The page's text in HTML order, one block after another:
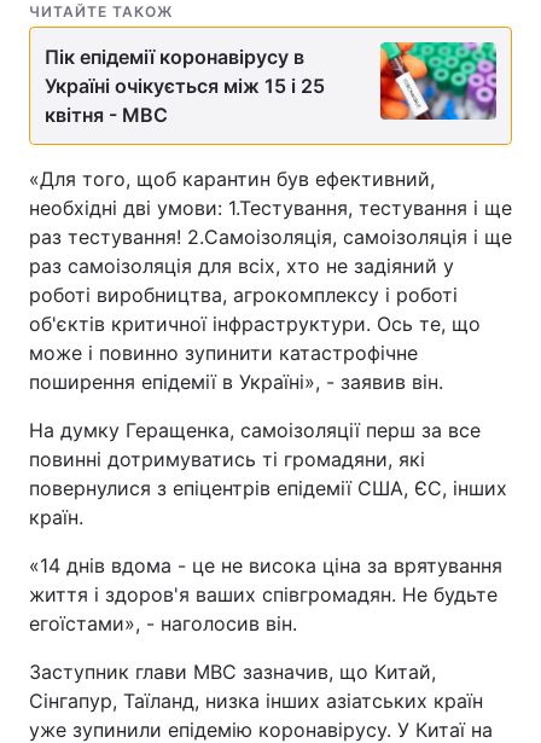
ЧИТАЙТЕ ТАКОЖ
Пік епідемії коронавірусу в
Україні очікується між 15 і 25
квітня - МВС
«Для того, щоб карантин був ефективний,
необхідні дві умови: 1.Тестування, тестування і ще
раз тестування! 2.Самоізоляція, самоізоляція і ще
раз самоізоляція для всіх, хто не задіяний у
роботі виробництва, агрокомплексу і роботі
об'єктів критичної інфраструктури. Ось те, що
може і повинно зупинити катастрофічне
поширення епідемії в Україні», - заявив він.
На думку Геращенка, самоізоляції перш за все
повинні дотримуватись ті громадяни, які
повернулися з епіцентрів епідемії США, ЄС, інших
країн.
«14 днів вдома - це не висока ціна за врятування
життя і здоров'я ваших співгромадян. Не будьте
егоїстами», - наголосив він.
Заступник глави МВС зазначив, що Китай,
Сінгапур, Таїланд, низка інших азіатських країн
уже зупинили епідемію коронавірусу. У Китаї на